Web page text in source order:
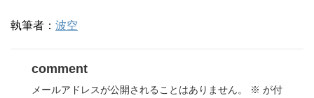
執筆者： 波空
comment
メールアドレスが公開されることはありません。 ※ が付